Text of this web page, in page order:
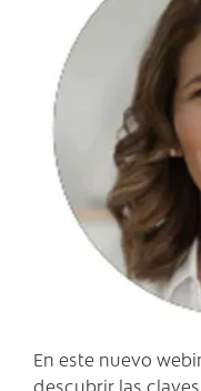
En este nuevo
descubrir las